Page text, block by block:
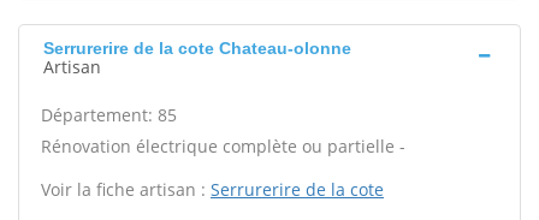
Serrurerire de la cote Chateau-olonne
Artisan
Département: 85
Rénovation électrique complète ou partielle -
Voir la fiche artisan : Serrurerire de la cote